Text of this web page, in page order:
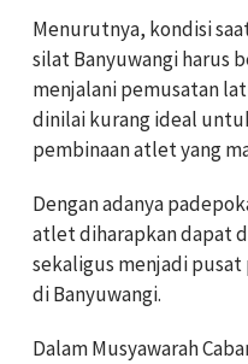
Menurutnya, kondisi
silat Banyuwangi harus
menjalani pemusatan
dinilai kurang ideal
pembinaan atlet yang
Dengan adanya
atlet diharapkan dapat
sekaligus menjadi
di Banyuwangi.
Dalam Musyawarah